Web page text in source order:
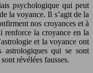
psychologique qui peut
la voyance. Il s’agit de la
nos croyances et à
renforce la croyance en la
et la voyance ont
astrologiques qui se sont
révélées fausses.